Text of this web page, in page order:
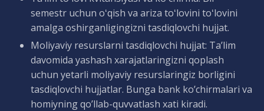
semestr uchun oʻqish va ariza toʻlovini toʻlovini
amalga oshirganligingizni tasdiqlovchi hujjat.
Moliyaviy resurslarni tasdiqlovchi hujjat: Ta’lim
davomida yashash xarajatlaringizni qoplash
uchun yetarli moliyaviy resurslaringiz borligini
tasdiqlovchi hujjatlar. Bunga bank ko’chirmalari va
homiyning qo’llab-quvvatlash xati kiradi.